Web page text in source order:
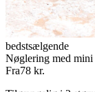
bedstsælgende
Nøglering med
Fra78 kr.